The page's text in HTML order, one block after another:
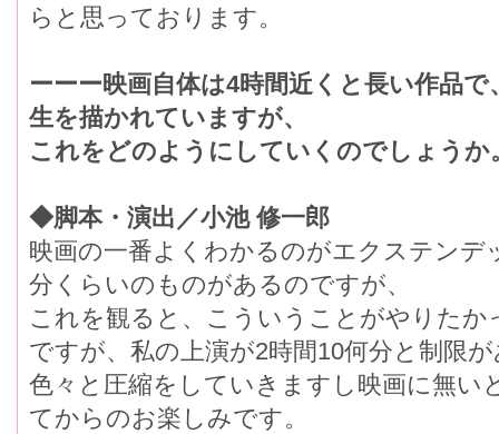
らと思っております。
ーーー映画自体は4時間近くと長い作品
生を描かれていますが、
これをどのようにしていくのでしょうか
◆脚本・演出／小池 修一郎
映画の一番よくわかるのがエクステンデ
分くらいのものがあるのですが、
これを観ると、こういうことがやりた
ですが、私の上演が2時間10何分と制限
色々と圧縮をしていきますし映画に無い
てからのお楽しみです。